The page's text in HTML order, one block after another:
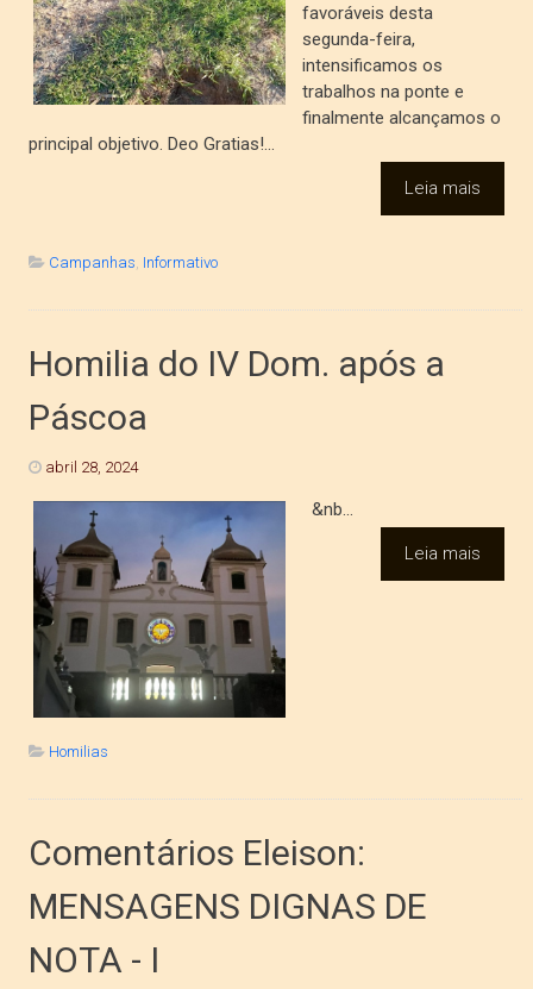
favoráveis desta
segunda-feira,
intensificamos os
trabalhos na ponte e
finalmente alcançamos o
principal objetivo. Deo Gratias!...
Leia mais
Campanhas Informativo
Homilia do IV Dom. após a
Páscoa
abril 28, 2024
&nb...
Leia mais
Homilias
Comentários Eleison:
MENSAGENS DIGNAS DE
NOTA - I